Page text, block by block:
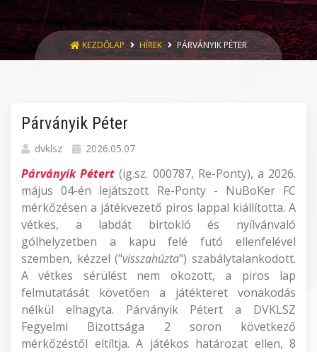
KEZDŐLAP HÍREK PÁRVÁNYIK PÉTER
Párványik Péter
dvklsz 2026.05.07
Párványik Pétert(ig.sz. 000787, Re-Ponty), a 2026.
május 04-én lejátszott Re-Ponty - NuBoKer FC
mérkőzésen a játékvezető piros lappal kiállította. A
vétkes, a labdát birtokló és nyílvánvaló
gólhelyzetben a kapu felé futó ellenfelével
szemben, kézzel ("visszahúzta") szabálytalankodott.
A vétkes sérülést nem okozott, a piros lap
felmutatását követően a játékteret vonakodás
nélkül elhagyta. Párványik Pétert a DVKLSZ
Fegyelmi Bizottsága 2 soron következő
mérkőzéstől eltíltja. A játékos határozat ellen, 8